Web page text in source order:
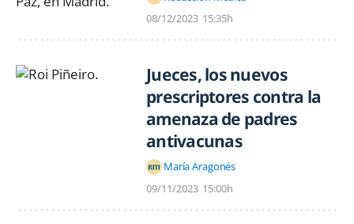
08/12/2023 15:35h
Jueces, los nuevos
prescriptores contra la
amenaza de padres
antivacunas
María Aragonés
09/11/2023 15:00h